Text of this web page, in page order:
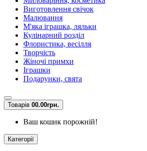
Виготовлення свічок
Малювання
М'яка іграшка, ляльки
Кулінарний розділ
Флористика, весілля
Творчість
Жіночі примхи
Іграшки
Подарунки, свята
Товарів 00.00грн.
Ваш кошик порожній!
Категорії